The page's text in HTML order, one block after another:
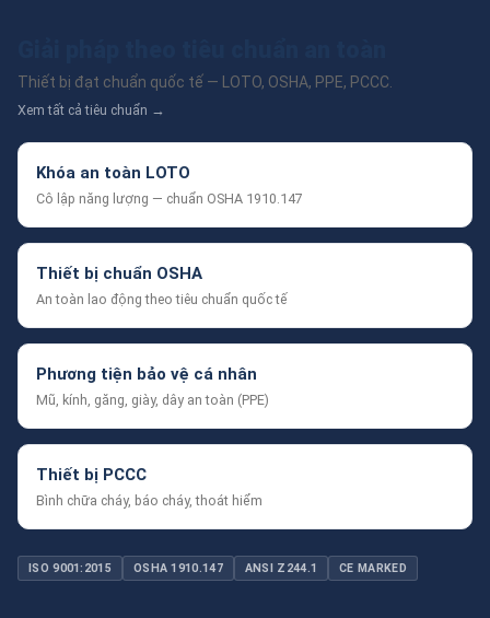
Thiết bị đạt chuẩn quốc tế — LOTO, OSHA, PPE, PCCC.
Xem tất cả tiêu chuẩn →
Khóa an toàn LOTO
Cô lập năng lượng — chuẩn OSHA 1910.147
Thiết bị chuẩn OSHA
An toàn lao động theo tiêu chuẩn quốc tế
Phương tiện bảo vệ cá nhân
Mũ, kính, găng, giày, dây an toàn (PPE)
Thiết bị PCCC
Bình chữa cháy, báo cháy, thoát hiểm
ISO 9001:2015 OSHA 1910.147 ANSI Z244.1 CE MARKED